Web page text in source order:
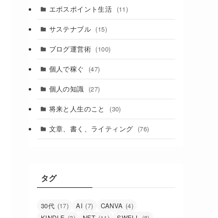
エポスポイント生活 (11)
サステナブル (15)
ブログ運営術 (100)
個人で稼ぐ (47)
個人の知識 (27)
将来と人生のこと (30)
文章、書く、ライティング (76)
タグ
30代 (17) AI (7) CANVA (4)